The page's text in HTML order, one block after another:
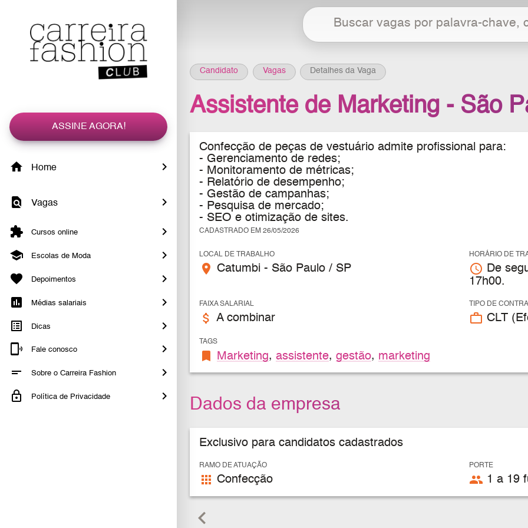
ASSINE AGORA!
Home
Vagas
Cursos online
Escolas de Moda
Depoimentos
Médias salariais
Dicas
Fale conosco
Sobre o Carreira Fashion
Política de Privacidade
Candidato Vagas Detalhes da Vaga
Assistente de Marketing - São
Confecção de peças de vestuário admite profissional para:
- Gerenciamento de redes;
- Monitoramento de métricas;
- Relatório de desempenho;
- Gestão de campanhas;
- Pesquisa de mercado;
- SEO e otimização de sites.
CADASTRADO EM 26/05/2026
LOCAL DE TRABALHO
place Catumbi - São Paulo / SP
HORÁRIO DE
access_time De
17h00.
FAIXA SALARIAL
attach_money A combinar
TIPO DE
work_outline CLT
TAGS
bookmark Marketing, assistente, gestão, marketing
Dados da empresa
Exclusivo para candidatos cadastrados
RAMO DE ATUAÇÃO
apps Confecção
PORTE
people 1 a 19
keyboard_arrow_left